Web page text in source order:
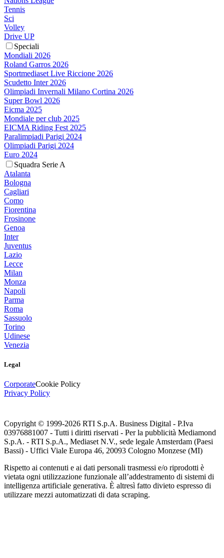
Tennis
Sci
Volley
Drive UP
Speciali
Mondiali 2026
Roland Garros 2026
Sportmediaset Live Riccione 2026
Scudetto Inter 2026
Olimpiadi Invernali Milano Cortina 2026
Super Bowl 2026
Eicma 2025
Mondiale per club 2025
EICMA Riding Fest 2025
Paralimpiadi Parigi 2024
Olimpiadi Parigi 2024
Euro 2024
Squadra Serie A
Atalanta
Bologna
Cagliari
Como
Fiorentina
Frosinone
Genoa
Inter
Juventus
Lazio
Lecce
Milan
Monza
Napoli
Parma
Roma
Sassuolo
Torino
Udinese
Venezia
Legal
CorporateCookie Policy
Privacy Policy
Copyright © 1999-2026 RTI S.p.A. Business Digital - P.Iva
03976881007 - Tutti i diritti riservati - Per la pubblicità Mediamond
S.p.A. - RTI S.p.A., Mediaset N.V., sede legale Amsterdam (Paesi
Bassi) - Uffici Viale Europa 46, 20093 Cologno Monzese (MI)
Rispetto ai contenuti e ai dati personali trasmessi e/o riprodotti è
vietata ogni utilizzazione funzionale all’addestramento di sistemi di
intelligenza artificiale generativa. È altresì fatto divieto espresso di
utilizzare mezzi automatizzati di data scraping.